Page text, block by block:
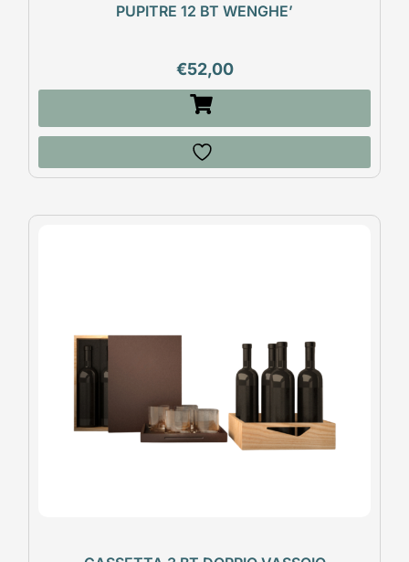
PUPITRE 12 BT WENGHE’
€52,00